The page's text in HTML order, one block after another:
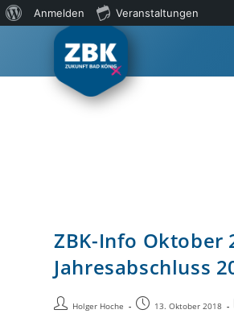
Anmelden Veranstaltungen
ZBK-Info Oktober
Jahresabschluss
Holger Hoche 13. Oktober 2018